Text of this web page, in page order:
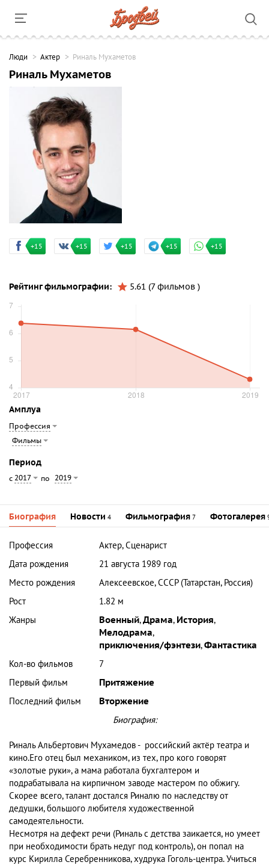
Люди Актер Риналь Мухаметов
Риналь Мухаметов
+15 +15 +15 +15 +15
Рейтинг фильмографии: 5.61 (7 фильмов )
Амплуа
Профессия
Фильмы
Период
с 2017 по 2019
Биография Новости 4 Фильмография 7 Фотогалерея
Профессия
Актер, Сценарист
Дата рождения
21 августа 1989 год
Место рождения
Алексеевское, СССР (Татарстан, Россия)
Рост
1.82 м
Жанры
Военный,Драма, История,
Мелодрама,
приключения/фэнтези,Фантастика
Кол-во фильмов
7
Первый фильм
Притяжение
Последний фильм
Вторжение
Биография:
Риналь Альбертович Мухамедов - российский актёр театра и
кино.Его отец был механиком, из тех, про кого говорят
«золотые руки», а мама работала бухгалтером и
подрабатывала на кирпичном заводе мастером по обжигу.
Скорее всего, талант достался Риналю по наследству от
дедушки, большого любителя художественной
самодеятельности.
Несмотря на дефект речи (Риналь с детства заикается, но умеет
при необходимости брать недуг под контроль), он попал на
курс Кирилла Серебренникова, худрука Гоголь-центра. Учиться